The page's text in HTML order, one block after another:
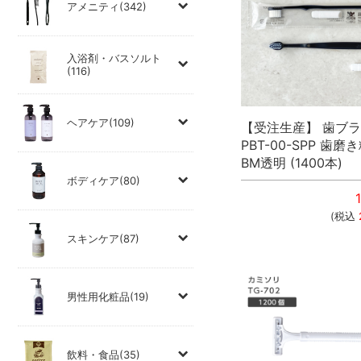
アメニティ(342)
入浴剤・バスソルト
(116)
ヘアケア(109)
ボディケア(80)
スキンケア(87)
男性用化粧品(19)
飲料・食品(35)
【受注生産】 歯ブ
PBT-00-SPP 歯磨
BM透明 (1400本)
(税込